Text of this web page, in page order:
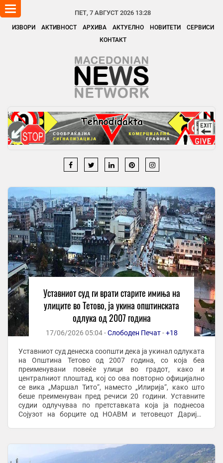
ПЕТ, 7 АВГУСТ 2026 13:28
ИЗВОРИ АКТИВНОСТ АРХИВА АКТУЕЛНО НОВИТЕТИ
СЕРВИСИ
КОНТАКТ
Toggle
navigation
Уставниот суд ги врати старите имиња на
улиците во Тетово, ја укина општинската
одлука од 2007 година
17/06/2026 05:04 -Слободен Печат-+18
Уставниот суд денеска соопшти дека ја укинал одлуката
на Општина Тетово од 2007 година, со која беа
преименувани повеќе улици во градот, како и
централниот плоштад, кој со ова повторно официјално
се вика „Маршал Тито“, наместо „Илирија“, како што
беше преименуван пред речиси 20 години. Уставните
судии одлучуваа по претставката која ја поднесоа
Сојузот на борците од НОАВМ и тетовецот Даријан